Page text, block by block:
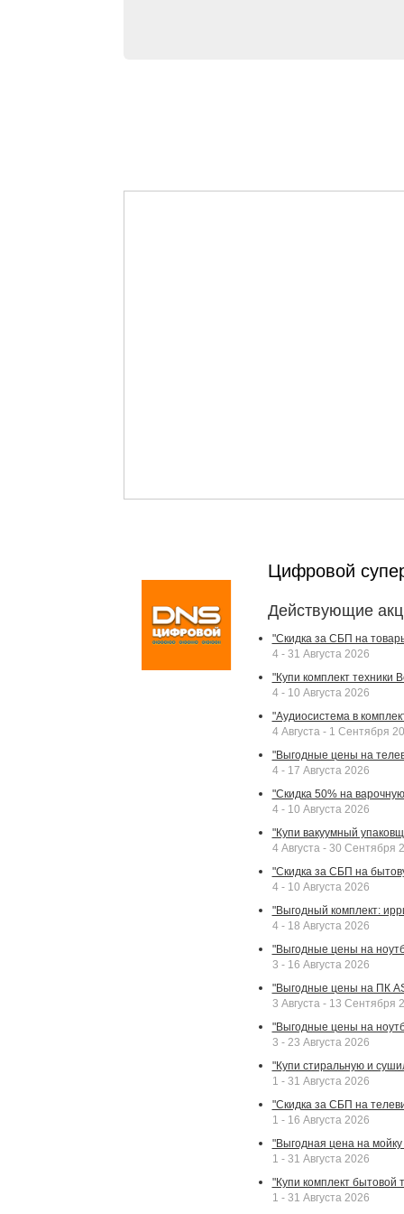
Цифровой
Действующие
"Скидка за СБП на
4 - 31 Августа 2026
"Купи комплект техники
4 - 10 Августа 2026
"Аудиосистема в
4 Августа - 1 Сентября
"Выгодные цены на
4 - 17 Августа 2026
"Скидка 50% на
4 - 10 Августа 2026
"Купи вакуумный
4 Августа - 30 Сентября
"Скидка за СБП на
4 - 10 Августа 2026
"Выгодный комплект:
4 - 18 Августа 2026
"Выгодные цены на
3 - 16 Августа 2026
"Выгодные цены на ПК
3 Августа - 13 Сентября
"Выгодные цены на
3 - 23 Августа 2026
"Купи стиральную и
1 - 31 Августа 2026
"Скидка за СБП на
1 - 16 Августа 2026
"Выгодная цена на
1 - 31 Августа 2026
"Купи комплект бытовой
1 - 31 Августа 2026